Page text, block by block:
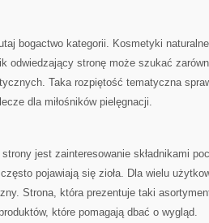
bogactwo kategorii. Kosmetyki
odwiedzający stronę może szukać
Taka rozpiętość tematyczna
dla miłośników pielęgnacji.
jest zainteresowanie składnikami
pojawiają się zioła. Dla wielu
Strona, która prezentuje taki
które pomagają dbać o wygląd.